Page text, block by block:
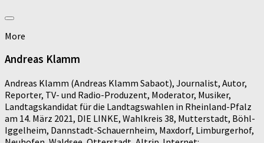
More
Andreas Klamm
Andreas Klamm (Andreas Klamm Sabaot), Journalist, Autor,
Reporter, TV- und Radio-Produzent, Moderator, Musiker,
Landtagskandidat für die Landtagswahlen in Rheinland-Pfalz
am 14. März 2021, DIE LINKE, Wahlkreis 38, Mutterstadt, Böhl-
Iggelheim, Dannstadt-Schauernheim, Maxdorf, Limburgerhof,